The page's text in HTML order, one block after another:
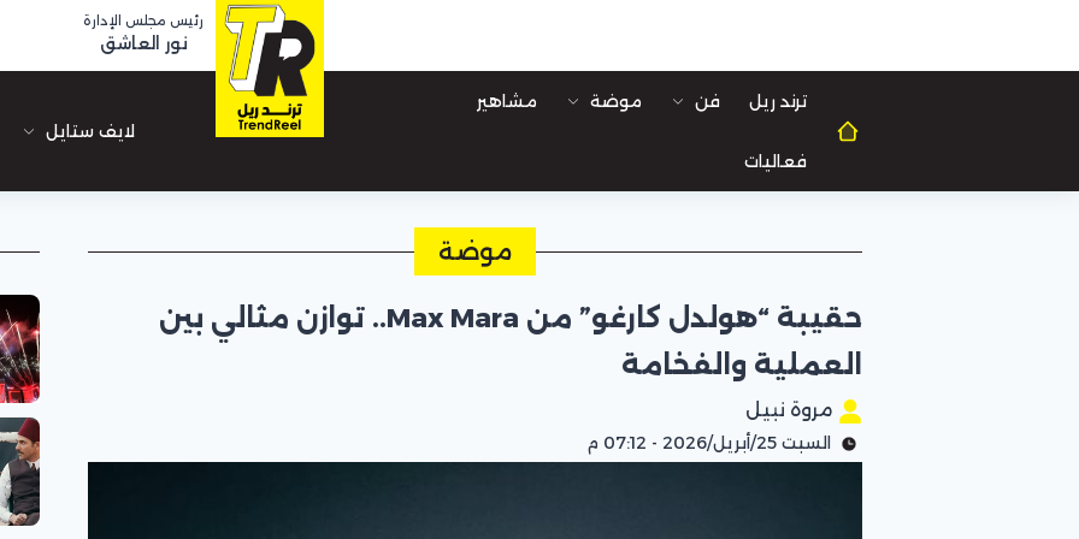
رئيس مجلس الإدارة
نور العاشق
ترند ريل فن موضة مشاهير
فعاليات
لايف ستايل
موضة
حقيبة “هولدل كارغو” من Max Mara.. توازن مثالي بين
العملية والفخامة
مروة نبيل
السبت 25/أبريل/2026 - 07:12 م